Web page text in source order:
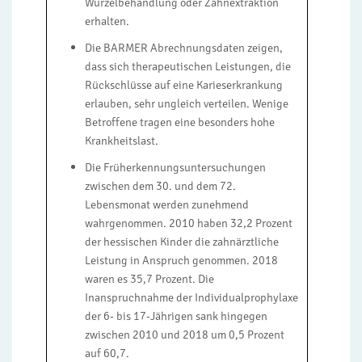
erhalten.
Die BARMER Abrechnungsdaten zeigen,
dass sich therapeutischen Leistungen, die
Rückschlüsse auf eine Karieserkrankung
erlauben, sehr ungleich verteilen. Wenige
Betroffene tragen eine besonders hohe
Krankheitslast.
Die Früherkennungsuntersuchungen
zwischen dem 30. und dem 72.
Lebensmonat werden zunehmend
wahrgenommen. 2010 haben 32,2 Prozent
der hessischen Kinder die zahnärztliche
Leistung in Anspruch genommen. 2018
waren es 35,7 Prozent. Die
Inanspruchnahme der Individualprophylaxe
der 6- bis 17-Jährigen sank hingegen
zwischen 2010 und 2018 um 0,5 Prozent
auf 60,7.